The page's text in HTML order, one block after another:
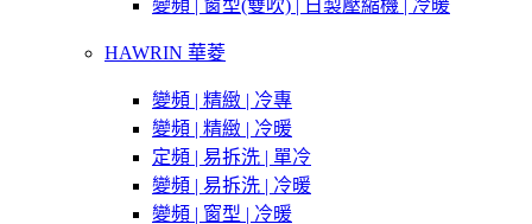
變頻 | 窗型(雙吹) | 日製壓縮機 | 冷暖
HAWRIN 華菱
變頻 | 精緻 | 冷專
變頻 | 精緻 | 冷暖
定頻 | 易拆洗 | 單冷
變頻 | 易拆洗 | 冷暖
變頻 | 窗型 | 冷暖